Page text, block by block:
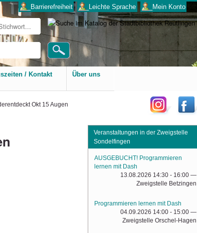
___Barrierefreiheit ___Leichte Sprache ___Mein Konto
/ Kontakt Über uns
Okt 15 Augen
Veranstaltungen in der Zweigstelle
Sondelfingen
AUSGEBUCHT! Programmieren
lernen mit Dash
13.08.2026 14:30 - 16:00 —
Zweigstelle Betzingen
Programmieren lernen mit Dash
04.09.2026 14:00 - 15:00 —
Zweigstelle Orschel-Hagen